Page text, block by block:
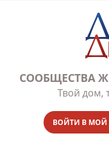
СООБЩЕСТВА
Твой дом,
ВОЙТИ В